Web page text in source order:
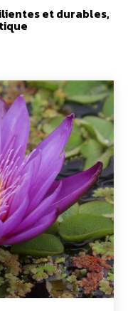
et durables,